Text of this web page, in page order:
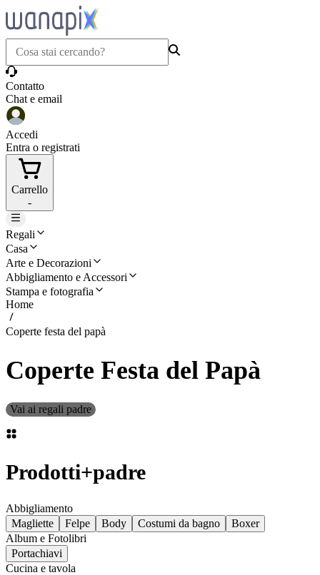
Contatto
Chat e email
Accedi
Entra o registrati
Carrello
-
Regali
Casa
Arte e Decorazioni
Abbigliamento e Accessori
Stampa e fotografia
Home
Coperte festa del papà
Coperte Festa del Papà
Vai ai regali padre
Prodotti+padre
Abbigliamento
Magliette
Felpe Body Costumi da bagno
Boxer
Album e Fotolibri
Portachiavi
Cucina e tavola